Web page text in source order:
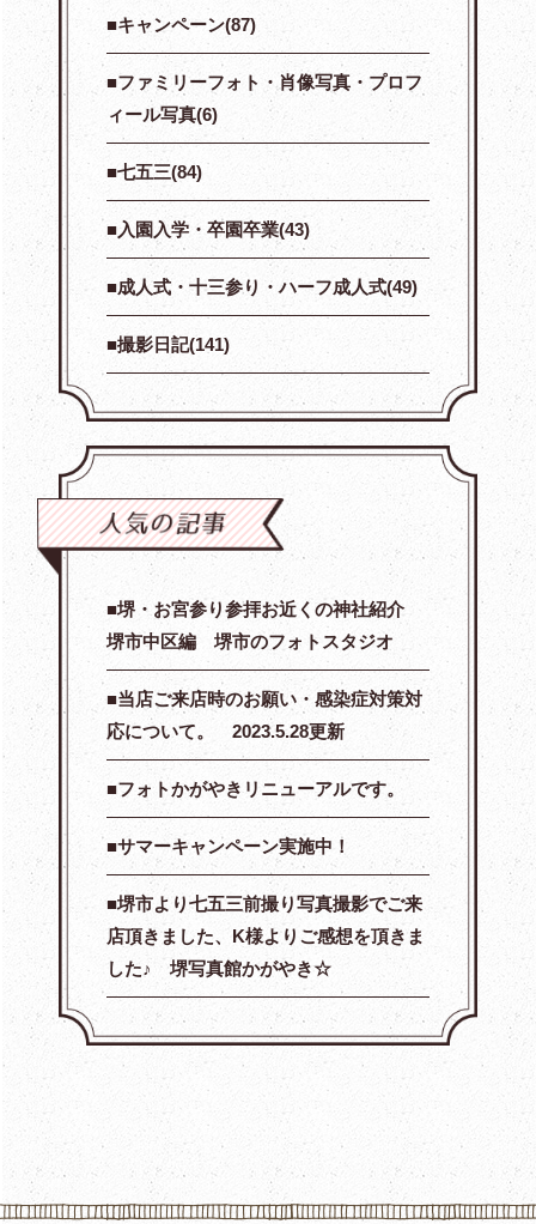
キャンペーン(87)
ファミリーフォト・肖像写真・プロフ
ィール写真(6)
七五三(84)
入園入学・卒園卒業(43)
成人式・十三参り・ハーフ成人式(49)
撮影日記(141)
堺・お宮参り参拝お近くの神社紹介
堺市中区編 堺市のフォトスタジオ
当店ご来店時のお願い・感染症対策対
応について。 2023.5.28更新
フォトかがやきリニューアルです。
サマーキャンペーン実施中！
堺市より七五三前撮り写真撮影でご来
店頂きました、K様よりご感想を頂きま
した♪ 堺写真館かがやき☆